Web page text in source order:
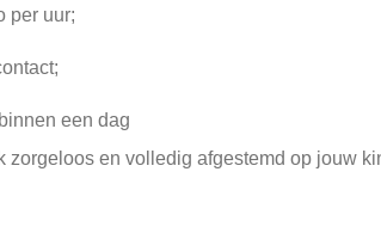
per uur;
een dag
en volledig afgestemd op jouw